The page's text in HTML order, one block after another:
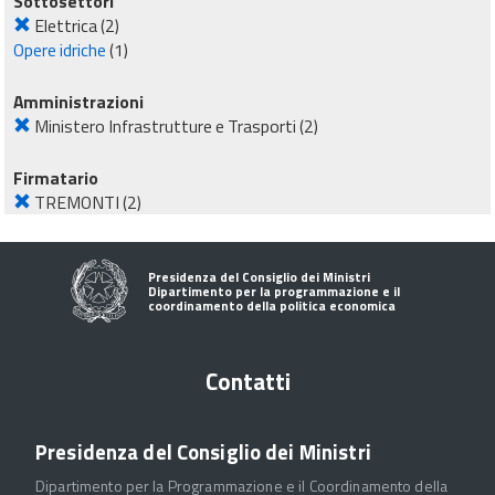
Elettrica(2)
Opere idriche(1)
Amministrazioni
Ministero Infrastrutture e Trasporti(2)
Firmatario
TREMONTI(2)
Presidenza del Consiglio dei Ministri
Dipartimento per la programmazione e il
coordinamento della politica economica
Contatti
Presidenza del Consiglio dei Ministri
Dipartimento per la Programmazione e il Coordinamento della